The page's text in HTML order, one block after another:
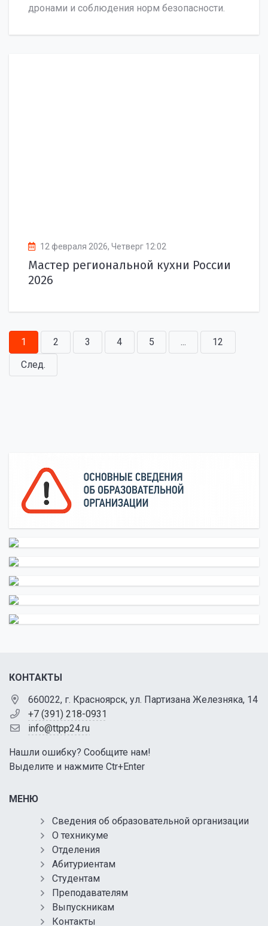
дронами и соблюдения норм безопасности.
12 февраля 2026, Четверг 12:02
Мастер региональной кухни России
2026
1 2 3 4 5 ...
12
След.
КОНТАКТЫ
660022, г. Красноярск, ул. Партизана Железняка, 14
+7 (391) 218-0931
info@ttpp24.ru
Нашли ошибку? Сообщите нам!
Выделите и нажмите Ctr+Enter
МЕНЮ
Сведения об образовательной организации
О техникуме
Отделения
Абитуриентам
Студентам
Преподавателям
Выпускникам
Контакты